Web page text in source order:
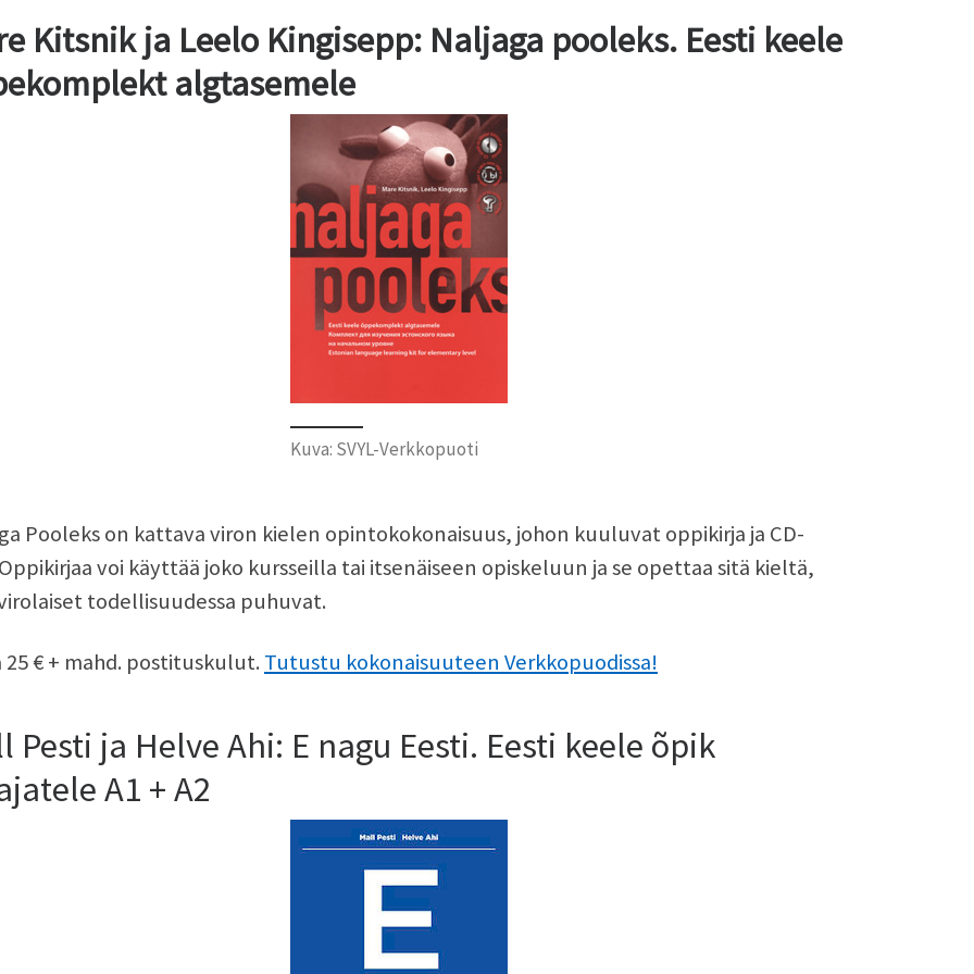
Kitsnik ja Leelo Kingisepp: Naljaga pooleks. Eesti keele
algtasemele
Kuva: SVYL-Verkkopuoti
Pooleks on kattava viron kielen opintokokonaisuus, johon kuuluvat oppikirja ja CD-
voi käyttää joko kursseilla tai itsenäiseen opiskeluun ja se opettaa sitä kieltä,
todellisuudessa puhuvat.
25 € + mahd. postituskulut. Tutustu kokonaisuuteen Verkkopuodissa!
Pesti ja Helve Ahi: E nagu Eesti. Eesti keele õpik
A1 + A2